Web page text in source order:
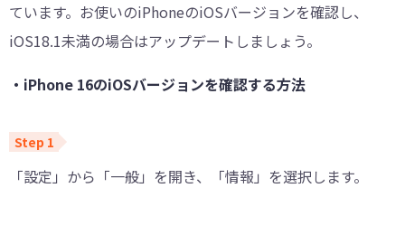
ています。お使いのiPhoneのiOSバージョンを確認し、
iOS18.1未満の場合はアップデートしましょう。
・iPhone 16のiOSバージョンを確認する方法
「設定」から「一般」を開き、「情報」を選択します。